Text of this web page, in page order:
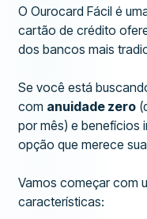
O Ourocard Fácil é
cartão de crédito
dos bancos mais
Se você está
com anuidade zero
por mês) e benefícios
opção que merece
Vamos começar com
características: